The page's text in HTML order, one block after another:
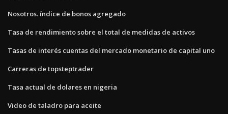
Nosotros. índice de bonos agregado
Tasa de rendimiento sobre el total de medidas de activos
Tasas de interés cuentas del mercado monetario de capital uno
Carreras de topsteptrader
Tasa actual de dolares en nigeria
Video de taladro para aceite